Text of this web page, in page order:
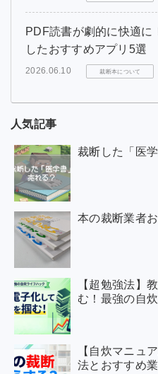
PDF読書が劇的に快適に
したおすすめアプリ5選
2026.06.10 裁断本について
人気記事
裁断した「医
本の裁断業者
【超勉強法】
む！最強の自
【自炊マニュ
法とおすすめ